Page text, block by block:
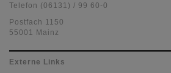
Telefon (06131) / 99 60-0
Postfach 1150
55001 Mainz
Externe Links